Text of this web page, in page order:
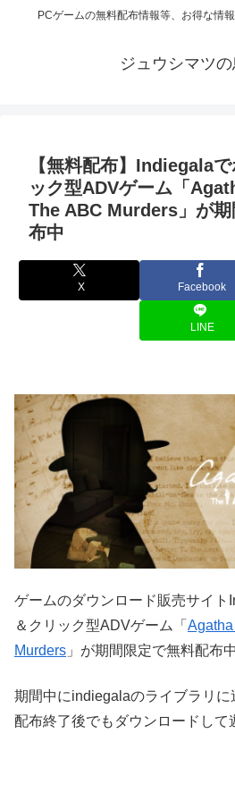
PCゲームの無料配布情報等、お得な情
ジュウシマツ
【無料配布】Indiegala
ック型ADVゲーム「
The ABC Murders」が
布中
X Facebook
LINE
ゲームのダウンロード販売サイト
＆クリック型ADVゲーム「
Murders 」が期間限定で無料配布
期間中にindiegalaのライブラリ
配布終了後でもダウンロードして